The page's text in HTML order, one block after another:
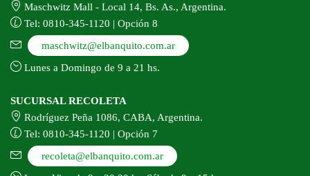
Maschwitz Mall - Local 14, Bs. As., Argentina.
Tel: 0810-345-1120 | Opción 8
maschwitz@elbanquito.com.ar
Lunes a Domingo de 9 a 21 hs.
SUCURSAL RECOLETA
Rodríguez Peña 1086, CABA, Argentina.
Tel: 0810-345-1120 | Opción 7
recoleta@elbanquito.com.ar